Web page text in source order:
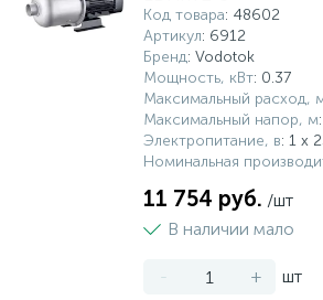
Код товара: 48602
Артикул: 6912
Бренд: Vodotok
Мощность, кВт: 0.37
Максимальный расход,
Максимальный напор, м
Электропитание, в: 1 x
Номинальная
11 754 руб. /шт
В наличии мало
- + шт